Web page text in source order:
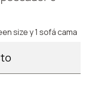
size y 1 sofá cama